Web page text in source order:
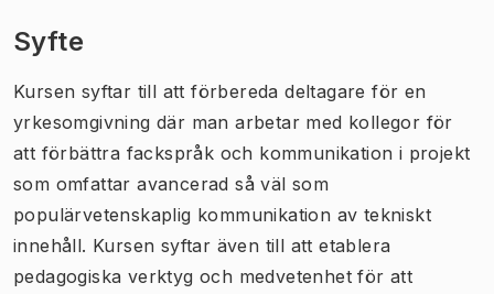
Syfte
Kursen syftar till att förbereda deltagare för en
yrkesomgivning där man arbetar med kollegor för
att förbättra fackspråk och kommunikation i projekt
som omfattar avancerad så väl som
populärvetenskaplig kommunikation av tekniskt
innehåll. Kursen syftar även till att etablera
pedagogiska verktyg och medvetenhet för att